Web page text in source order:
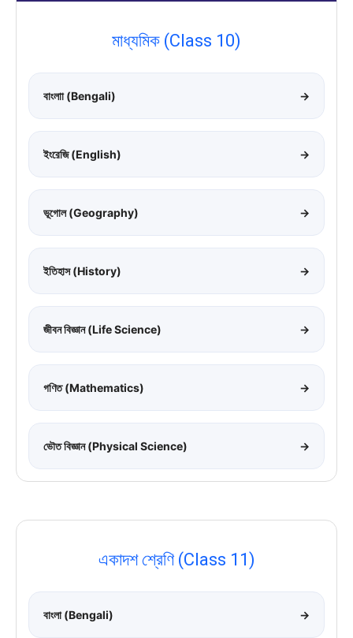
মাধ্যমিক (Class 10)
বাংলাা (Bengali) →
ইংরেজি (English) →
ভূগোল (Geography) →
ইতিহাস (History) →
জীবন বিজ্ঞান (Life Science) →
গণিত (Mathematics) →
ভৌত বিজ্ঞান (Physical Science) →
একাদশ শ্রেণি (Class 11)
বাংলা (Bengali) →